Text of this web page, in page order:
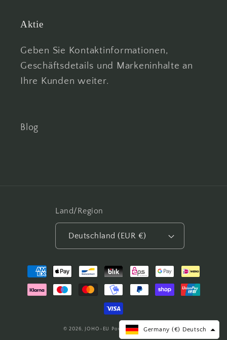
Aktie
Geben Sie Kontaktinformationen,
Geschäftsdetails und Markeninhalte an
Ihre Kunden weiter.
Blog
Land/Region
Deutschland (EUR €)
Zahlungsmethoden
© 2026,JOHO-EU Powered by ShopifyGermany (€) Deutsch